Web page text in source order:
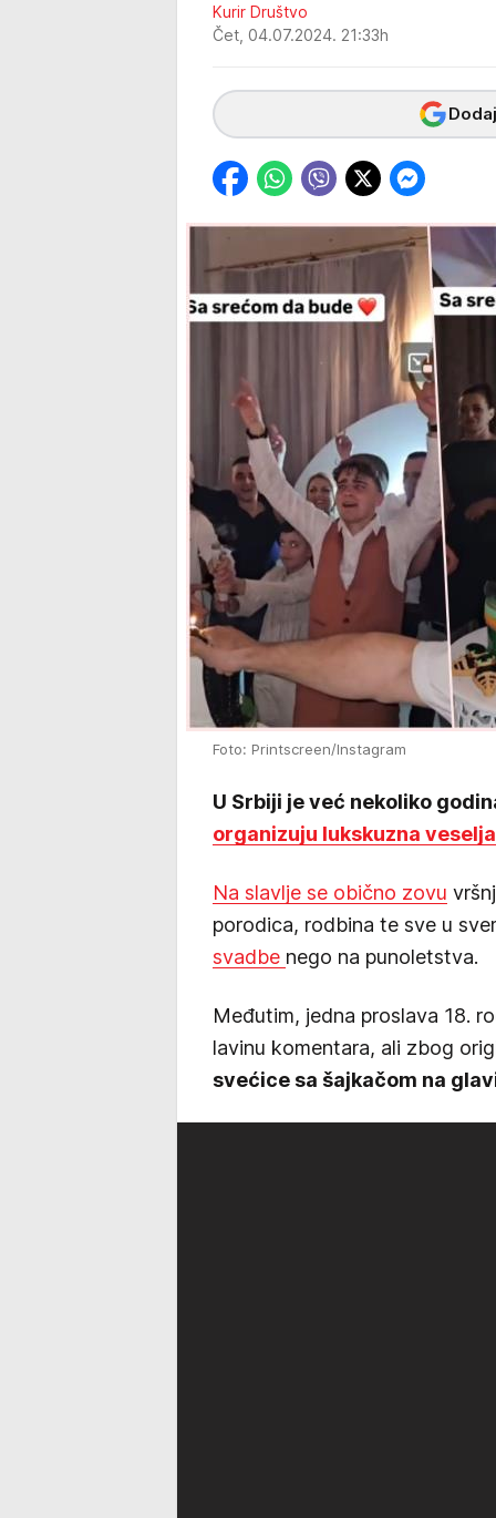
Kurir Društvo
Čet, 04.07.2024. 21:33h
Foto: Printscreen/Instagram
U Srbiji je već nekoliko
organizuju lukskuzna
Na slavlje se obično zovu
porodica, rodbina te sve u
svadbe nego na punoletstva.
Međutim, jedna proslava 18.
lavinu komentara, ali zbog
svećice sa šajkačom na